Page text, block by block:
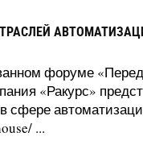
форуме
«Ракурс»
сфере
...